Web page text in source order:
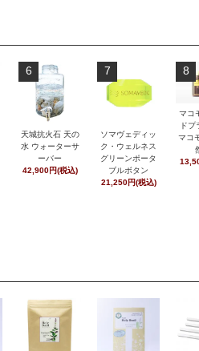
6
天城抗火石 天の
水 ウォーターサ
ーバー
42,900円(税込)
7
ソマヴェディッ
ク・ウェルネス
グリーンポータ
ブルボタン
21,250円(税込)
8
マコ
ドプ
マコ